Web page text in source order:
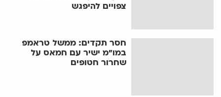
צפויים להיפגש
חסר תקדים: ממשל טראמפ
במו"מ ישיר עם חמאס על
שחרור חטופים